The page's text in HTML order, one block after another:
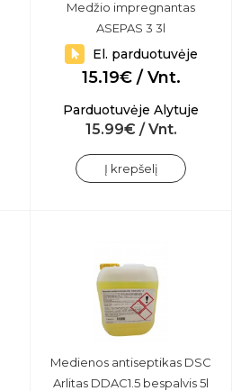
Medžio impregnantas
ASEPAS 3 3l
El. parduotuvėje
15.19€ / Vnt.
Parduotuvėje Alytuje
15.99€ / Vnt.
Į krepšelį
Medienos antiseptikas DSC
Arlitas DDAC1.5 bespalvis 5l